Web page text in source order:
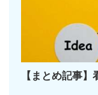
【まとめ記事